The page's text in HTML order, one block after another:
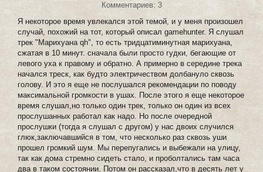
Комментариев: 3
Я некоторое время увлекался этой темой, и у меня произошел
случай, похожий на тот, который описал gamehunter. Я слушал
трек "Марихуана qh", то есть тридцатиминутная марихуана,
сжатая в 10 минут. сначала были просто гудки, бегающие от
левого уха к правому и обратно. А примерно в середине трека
начался треск, как будто электричеством долбануло сквозь
голову. И это я еще не послушался рекомендации по поводу
максимальной громкости в ушах. После этого я еще некоторое
время слушал,но только один трек, только он один из всех
прослушанных работал как надо. Но после очередной
прослушки (тогда я слушал с другом) у нас двоих случился
глюк,заключавшийся в том, что несколько раз сквозь уши
прошел громкий шум. Мы перепугались и выбежали на улицу,
так как дома стремно сидеть стало, и проболтались там часа
два в таком состоянии. Потом он рассказал,что в десять лет у